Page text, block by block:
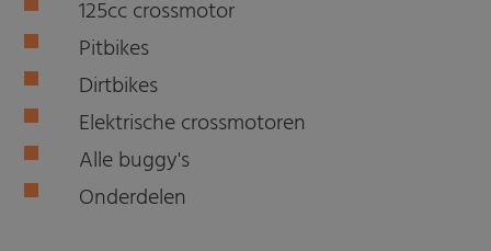
125cc crossmotor
Pitbikes
Dirtbikes
Elektrische crossmotoren
Alle buggy's
Onderdelen